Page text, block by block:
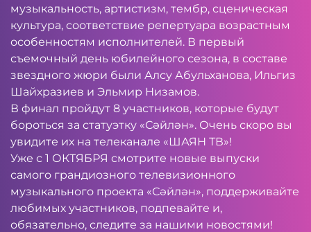
музыкальность, артистизм, тембр, сценическая
культура, соответствие репертуара возрастным
особенностям исполнителей. В первый
съемочный день юбилейного сезона, в составе
звездного жюри были Алсу Абульханова, Ильгиз
Шайхразиев и Эльмир Низамов.
В финал пройдут 8 участников, которые будут
бороться за статуэтку «Сәйлән». Очень скоро вы
увидите их на телеканале «ШАЯН ТВ»!
Уже с 1 ОКТЯБРЯ смотрите новые выпуски
самого грандиозного телевизионного
музыкального проекта «Сәйлән», поддерживайте
любимых участников, подпевайте и,
обязательно, следите за нашими новостями!